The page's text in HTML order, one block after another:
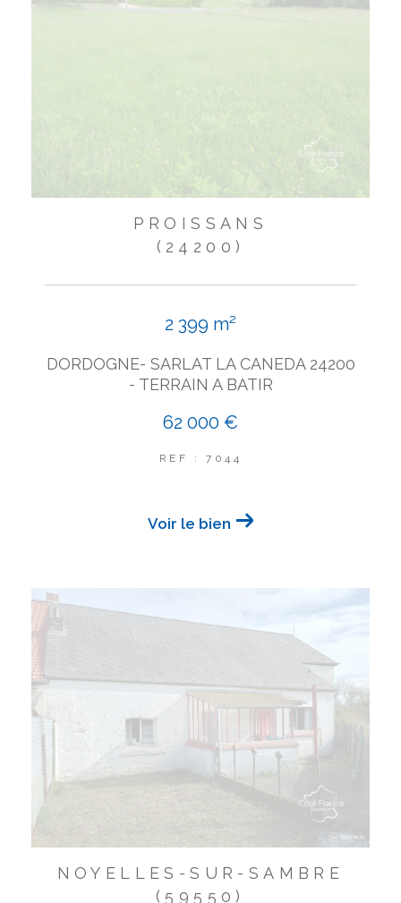
PROISSANS
(24200)
2 399 m²
DORDOGNE- SARLAT LA CANEDA 24200
- TERRAIN A BATIR
62 000 €
REF : 7044
Voir le bien
NOYELLES-SUR-SAMBRE
(59550)